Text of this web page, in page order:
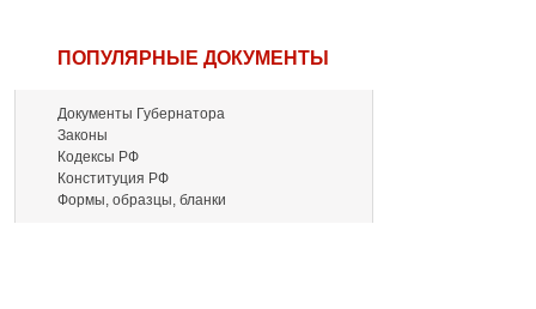
ПОПУЛЯРНЫЕ ДОКУМЕНТЫ
Документы Губернатора
Законы
Кодексы РФ
Конституция РФ
Формы, образцы, бланки